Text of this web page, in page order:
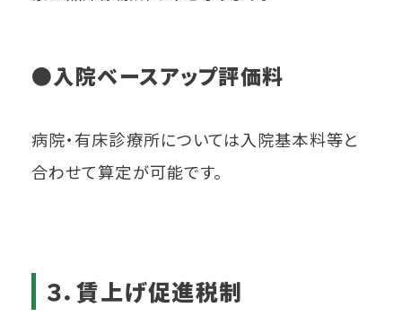
●入院ベースアップ評価料
病院・有床診療所については入院基本料等と
合わせて算定が可能です。
３．賃上げ促進税制